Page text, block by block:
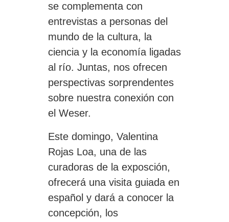
se complementa con
entrevistas a personas del
mundo de la cultura, la
ciencia y la economía ligadas
al río. Juntas, nos ofrecen
perspectivas sorprendentes
sobre nuestra conexión con
el Weser.
Este domingo, Valentina
Rojas Loa, una de las
curadoras de la exposción,
ofrecerá una visita guiada en
español y dará a conocer la
concepción, los